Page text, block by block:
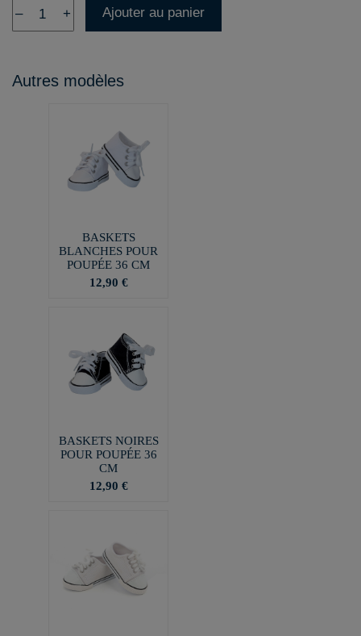
– + Ajouter au panier
Autres modèles
BASKETS
BLANCHES POUR
POUPÉE 36 CM
12,90 €
BASKETS NOIRES
POUR POUPÉE 36
CM
12,90 €